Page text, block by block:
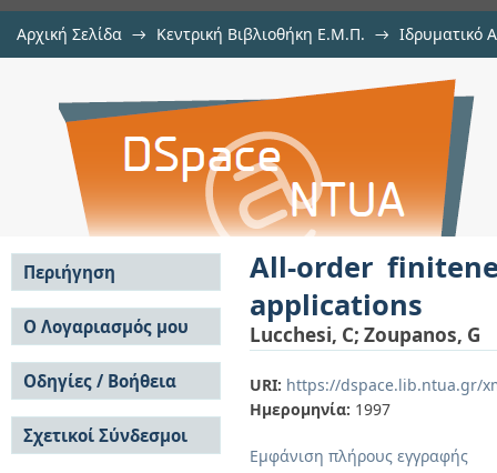
Αρχική Σελίδα → Κεντρική Βιβλιοθήκη Ε.Μ.Π. → Ιδρυματικό
All-order finiteness in N = 1 SYM
All-order
applications
Lucchesi, C; Zoupanos, G
URI: https://dspace.lib.ntua.gr/
Ημερομηνία: 1997
Εμφάνιση πλήρους εγγραφής
Περιήγηση
Σε όλο το DSpace
Κοινότητες & Συλλογές
Ανά Ημερομηνία
Έκδοσης
Συγγραφείς
Τίτλοι
Θέματα
Ο Λογαριασμός μου
Σύνδεση
Εγγραφή
Οδηγίες / Βοήθεια
Οδηγίες Υποβολής
Οδηγίες Χρήσης ΙΑ
Συχνές Ερωτήσεις
Σχετικοί Σύνδεσμοι